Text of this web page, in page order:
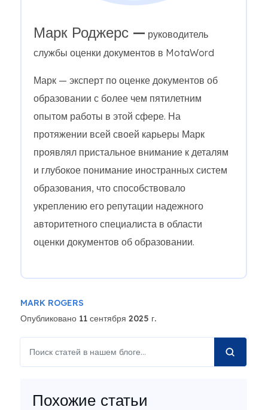
Марк Роджерс — руководитель
службы оценки документов в MotaWord
Марк — эксперт по оценке документов об
образовании с более чем пятилетним
опытом работы в этой сфере. На
протяжении всей своей карьеры Марк
проявлял пристальное внимание к деталям
и глубокое понимание иностранных систем
образования, что способствовало
укреплению его репутации надежного
авторитетного специалиста в области
оценки документов об образовании.
MARK ROGERS
Опубликовано 11 сентября 2025 г.
Похожие статьи